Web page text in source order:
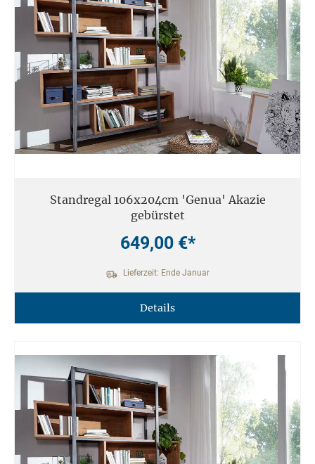
Standregal 106x204cm 'Genua' Akazie
gebürstet
649,00 €*
Lieferzeit: Ende Januar
Details